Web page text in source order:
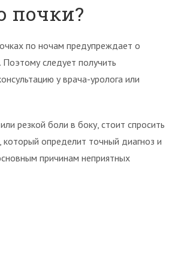
почки?
по ночам предупреждает о
Поэтому следует получить
у врача-уролога или
резкой боли в боку, стоит спросить
который определит точный диагноз и
причинам неприятных